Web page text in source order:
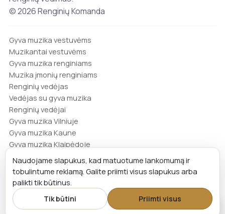
© 2026 Renginių Komanda
Gyva muzika vestuvėms
Muzikantai vestuvėms
Gyva muzika renginiams
Muzika įmonių renginiams
Renginių vedėjas
Vedėjas su gyva muzika
Renginių vedėjai
Gyva muzika Vilniuje
Gyva muzika Kaune
Gyva muzika Klaipėdoje
Būgnų pamokos
Gidas: kaip išsirinkti gyvą muziką
Atsiliepimai
Kontaktai
Naudojame slapukus, kad matuotume lankomumą ir
tobulintume reklamą. Galite priimti visus slapukus arba
palikti tik būtinus.
Tik būtini Priimti visus